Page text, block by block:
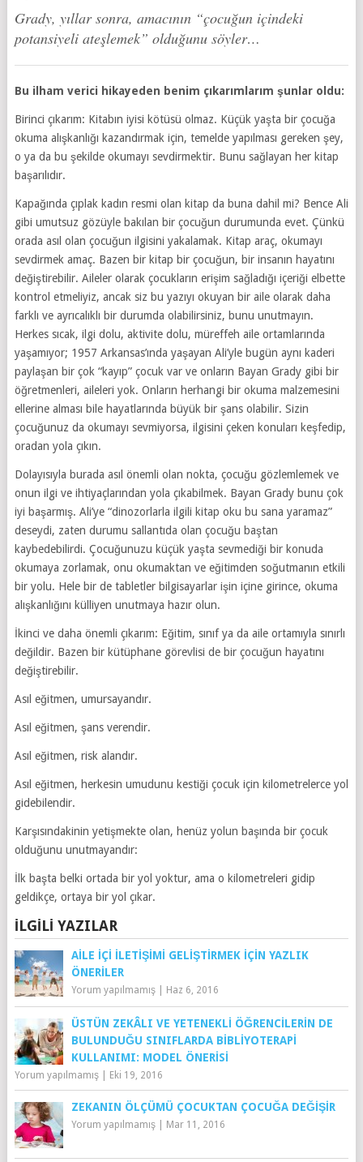
Grady, yıllar sonra, amacının “çocuğun içindeki
potansiyeli ateşlemek” olduğunu söyler…
Bu ilham verici hikayeden benim çıkarımlarım şunlar oldu:
Birinci çıkarım: Kitabın iyisi kötüsü olmaz. Küçük yaşta bir çocuğa
okuma alışkanlığı kazandırmak için, temelde yapılması gereken şey,
o ya da bu şekilde okumayı sevdirmektir. Bunu sağlayan her kitap
başarılıdır.
Kapağında çıplak kadın resmi olan kitap da buna dahil mi? Bence Ali
gibi umutsuz gözüyle bakılan bir çocuğun durumunda evet. Çünkü
orada asıl olan çocuğun ilgisini yakalamak. Kitap araç, okumayı
sevdirmek amaç. Bazen bir kitap bir çocuğun, bir insanın hayatını
değiştirebilir. Aileler olarak çocukların erişim sağladığı içeriği elbette
kontrol etmeliyiz, ancak siz bu yazıyı okuyan bir aile olarak daha
farklı ve ayrıcalıklı bir durumda olabilirsiniz, bunu unutmayın.
Herkes sıcak, ilgi dolu, aktivite dolu, müreffeh aile ortamlarında
yaşamıyor; 1957 Arkansas’ında yaşayan Ali’yle bugün aynı kaderi
paylaşan bir çok “kayıp” çocuk var ve onların Bayan Grady gibi bir
öğretmenleri, aileleri yok. Onların herhangi bir okuma malzemesini
ellerine alması bile hayatlarında büyük bir şans olabilir. Sizin
çocuğunuz da okumayı sevmiyorsa, ilgisini çeken konuları keşfedip,
oradan yola çıkın.
Dolayısıyla burada asıl önemli olan nokta, çocuğu gözlemlemek ve
onun ilgi ve ihtiyaçlarından yola çıkabilmek. Bayan Grady bunu çok
iyi başarmış. Ali’ye “dinozorlarla ilgili kitap oku bu sana yaramaz”
deseydi, zaten durumu sallantıda olan çocuğu baştan
kaybedebilirdi. Çocuğunuzu küçük yaşta sevmediği bir konuda
okumaya zorlamak, onu okumaktan ve eğitimden soğutmanın etkili
bir yolu. Hele bir de tabletler bilgisayarlar işin içine girince, okuma
alışkanlığını külliyen unutmaya hazır olun.
İkinci ve daha önemli çıkarım: Eğitim, sınıf ya da aile ortamıyla sınırlı
değildir. Bazen bir kütüphane görevlisi de bir çocuğun hayatını
değiştirebilir.
Asıl eğitmen, umursayandır.
Asıl eğitmen, şans verendir.
Asıl eğitmen, risk alandır.
Asıl eğitmen, herkesin umudunu kestiği çocuk için kilometrelerce yol
gidebilendir.
Karşısındakinin yetişmekte olan, henüz yolun başında bir çocuk
olduğunu unutmayandır:
İlk başta belki ortada bir yol yoktur, ama o kilometreleri gidip
geldikçe, ortaya bir yol çıkar.
İLGILI YAZILAR
AILE IÇI ILETIŞIMI GELIŞTIRMEK IÇIN YAZLIK
ÖNERILER
Yorum yapılmamış| Haz 6, 2016
ÜSTÜN ZEKÂLI VE YETENEKLI ÖĞRENCILERIN DE
BULUNDUĞU SINIFLARDA BIBLIYOTERAPI
KULLANIMI: MODEL ÖNERISI
Yorum yapılmamış| Eki 19, 2016
ZEKANIN ÖLÇÜMÜ ÇOCUKTAN ÇOCUĞA DEĞIŞIR
Yorum yapılmamış| Mar 11, 2016